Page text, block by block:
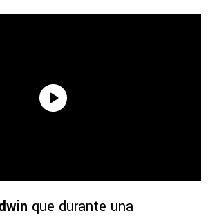
que durante una